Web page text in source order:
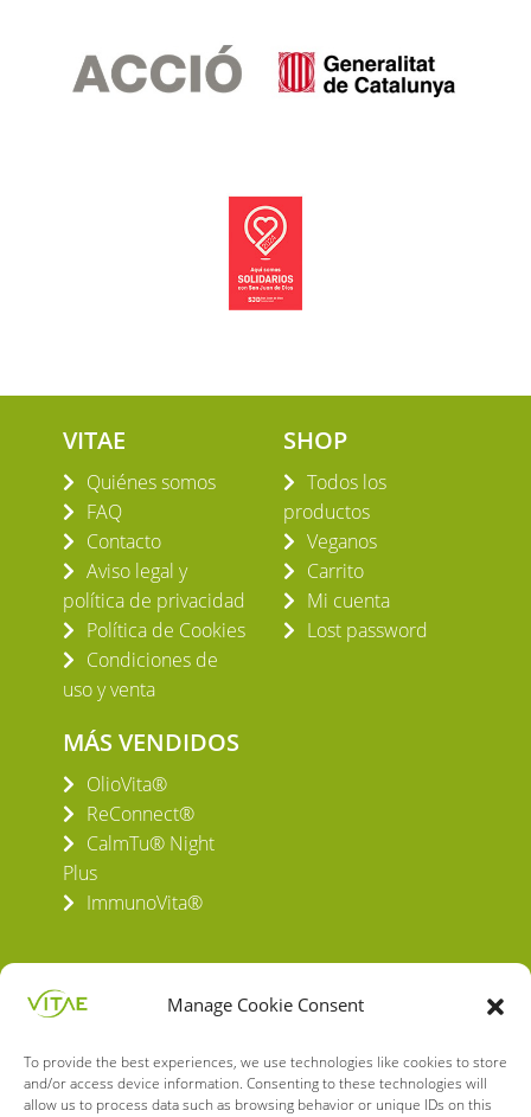
Manage Cookie Consent
To provide the best experiences, we use technologies like cookies to store
and/or access device information. Consenting to these technologies will
allow us to process data such as browsing behavior or unique IDs on this
VITAE
Quiénes somos
FAQ
Contacto
Aviso legal y
política de privacidad
Política de Cookies
Condiciones de
uso y venta
SHOP
Todos los
productos
Veganos
Carrito
Mi cuenta
Lost password
MÁS VENDIDOS
OlioVita®
ReConnect®
CalmTu® Night
Plus
ImmunoVita®
VITAE HEALTH INNOVATION S.L.
C/ Verneda del Congost, 5